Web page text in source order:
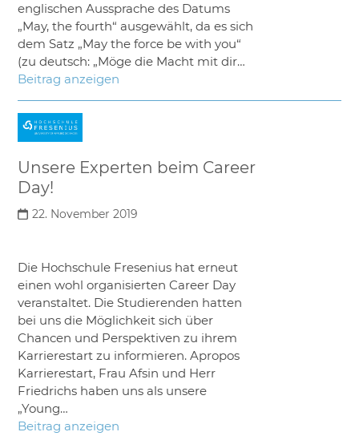
englischen Aussprache des Datums
„May, the fourth“ ausgewählt, da es sich
dem Satz „May the force be with you“
(zu deutsch: „Möge die Macht mit dir…
Beitrag anzeigen
Unsere Experten beim Career
Day!
22. November 2019
Die Hochschule Fresenius hat erneut
einen wohl organisierten Career Day
veranstaltet. Die Studierenden hatten
bei uns die Möglichkeit sich über
Chancen und Perspektiven zu ihrem
Karrierestart zu informieren. Apropos
Karrierestart, Frau Afsin und Herr
Friedrichs haben uns als unsere
„Young…
Beitrag anzeigen